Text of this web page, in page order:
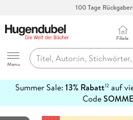
100 Tage
Hugendubel
Menu
Filiale
Summer Sale: 13% Rabatt12auf
Code
erfahren